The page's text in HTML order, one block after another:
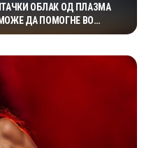
ОБЛАК ОД ПЛАЗМА
ДА ПОМОГНЕ ВО